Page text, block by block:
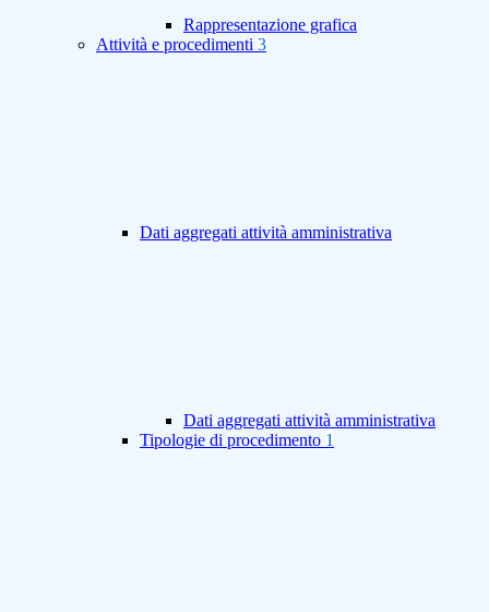
Rappresentazione grafica
Attività e procedimenti 3
Dati aggregati attività amministrativa
Dati aggregati attività amministrativa
Tipologie di procedimento 1